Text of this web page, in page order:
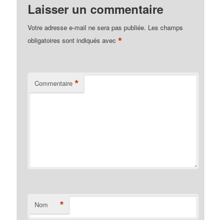
Laisser un commentaire
Votre adresse e-mail ne sera pas publiée. Les champs
obligatoires sont indiqués avec*
Commentaire *
Nom *